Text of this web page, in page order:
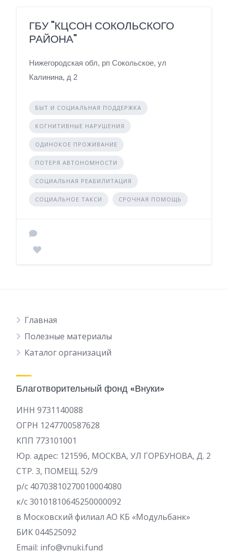
ГБУ "КЦСОН СОКОЛЬСКОГО
РАЙОНА"
Нижегородская обл, рп Сокольское, ул
Калинина, д 2
БЫТ И СОЦИАЛЬНАЯ ПОДДЕРЖКА
КОГНИТИВНЫЕ НАРУШЕНИЯ
ОДИНОКОЕ ПРОЖИВАНИЕ
ПОТЕРЯ АВТОНОМНОСТИ
СОЦИАЛЬНАЯ РЕАБИЛИТАЦИЯ
СОЦИАЛЬНОЕ ТАКСИ СРОЧНАЯ ПОМОЩЬ
Главная
Полезные материалы
Каталог организаций
Благотворительный фонд «Внуки»
ИНН 9731140088
ОГРН 1247700587628
КПП 773101001
Юр. адрес: 121596, МОСКВА, УЛ ГОРБУНОВА, Д. 2
СТР. 3, ПОМЕЩ. 52/9
р/c 40703810270010004080
к/с 30101810645250000092
в Московский филиал АО КБ «Модульбанк»
БИК 044525092
Email: info@vnuki.fund